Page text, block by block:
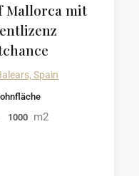
Mallorca mit
Spain
1000 m2